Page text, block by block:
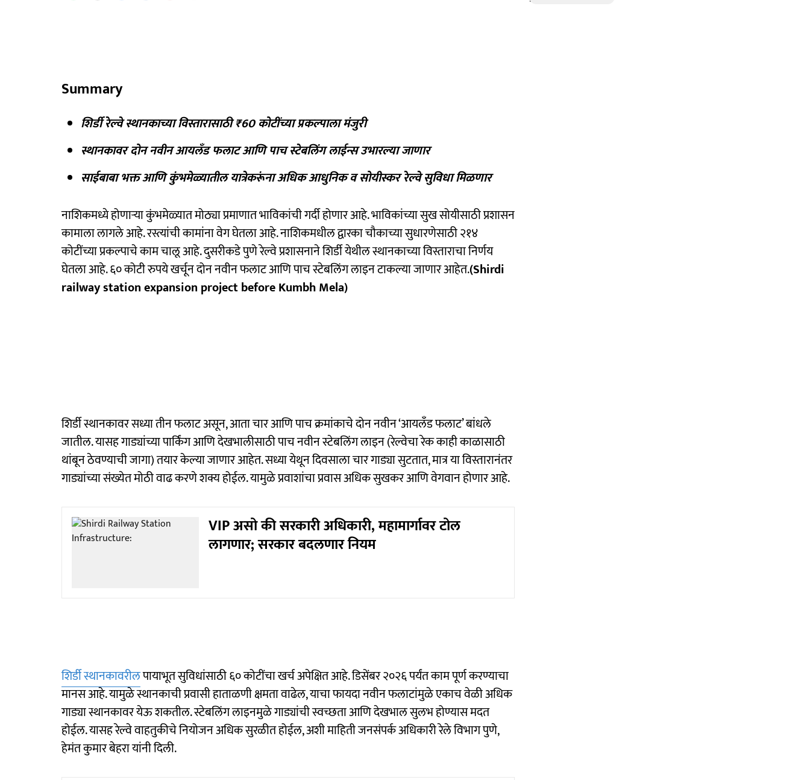
Summary
शिर्डी रेल्वे स्थानकाच्या विस्तारासाठी ₹60 कोटींच्या प्रकल्पाला मंजुरी
स्थानकावर दोन नवीन आयलँड फलाट आणि पाच स्टेबलिंग लाईन्स उभारल्या जाणार
साईबाबा भक्त आणि कुंभमेळ्यातील यात्रेकरूंना अधिक आधुनिक व सोयीस्कर रेल्वे सुविधा मिळणार
नाशिकमध्ये होणाऱ्या कुंभमेळ्यात मोठ्या प्रमाणात भाविकांची गर्दी होणार आहे. भाविकांच्या सुख सोयीसाठी प्रशासन
कामाला लागले आहे. रस्त्यांची कामांना वेग घेतला आहे. नाशिकमधील द्वारका चौकाच्या सुधारणेसाठी २१४
कोटींच्या प्रकल्पाचे काम चालू आहे. दुसरीकडे पुणे रेल्वे प्रशासनाने शिर्डी येथील स्थानकाच्या विस्ताराचा निर्णय
घेतला आहे. ६० कोटी रुपये खर्चून दोन नवीन फलाट आणि पाच स्टेबलिंग लाइन टाकल्या जाणार आहेत.(Shirdi
railway station expansion project before Kumbh Mela)
शिर्डी स्थानकावर सध्या तीन फलाट असून, आता चार आणि पाच क्रमांकाचे दोन नवीन ‘आयलँड फलाट’ बांधले
जातील. यासह गाड्यांच्या पार्किंग आणि देखभालीसाठी पाच नवीन स्टेबलिंग लाइन (रेल्वेचा रेक काही काळासाठी
थांबून ठेवण्याची जागा) तयार केल्या जाणार आहेत. सध्या येथून दिवसाला चार गाड्या सुटतात, मात्र या विस्तारानंतर
गाड्यांच्या संख्येत मोठी वाढ करणे शक्य होईल. यामुळे प्रवाशांचा प्रवास अधिक सुखकर आणि वेगवान होणार आहे.
VIP असो की सरकारी अधिकारी, महामार्गावर टोल
लागणार; सरकार बदलणार नियम
शिर्डी स्थानकावरीलपायाभूत सुविधांसाठी ६० कोटींचा खर्च अपेक्षित आहे. डिसेंबर २०२६ पर्यंत काम पूर्ण करण्याचा
मानस आहे. यामुळे स्थानकाची प्रवासी हाताळणी क्षमता वाढेल, याचा फायदा नवीन फलाटांमुळे एकाच वेळी अधिक
गाड्या स्थानकावर येऊ शकतील. स्टेबलिंग लाइनमुळे गाड्यांची स्वच्छता आणि देखभाल सुलभ होण्यास मदत
होईल. यासह रेल्वे वाहतुकीचे नियोजन अधिक सुरळीत होईल, अशी माहिती जनसंपर्क अधिकारी रेले विभाग पुणे,
हेमंत कुमार बेहरा यांनी दिली.